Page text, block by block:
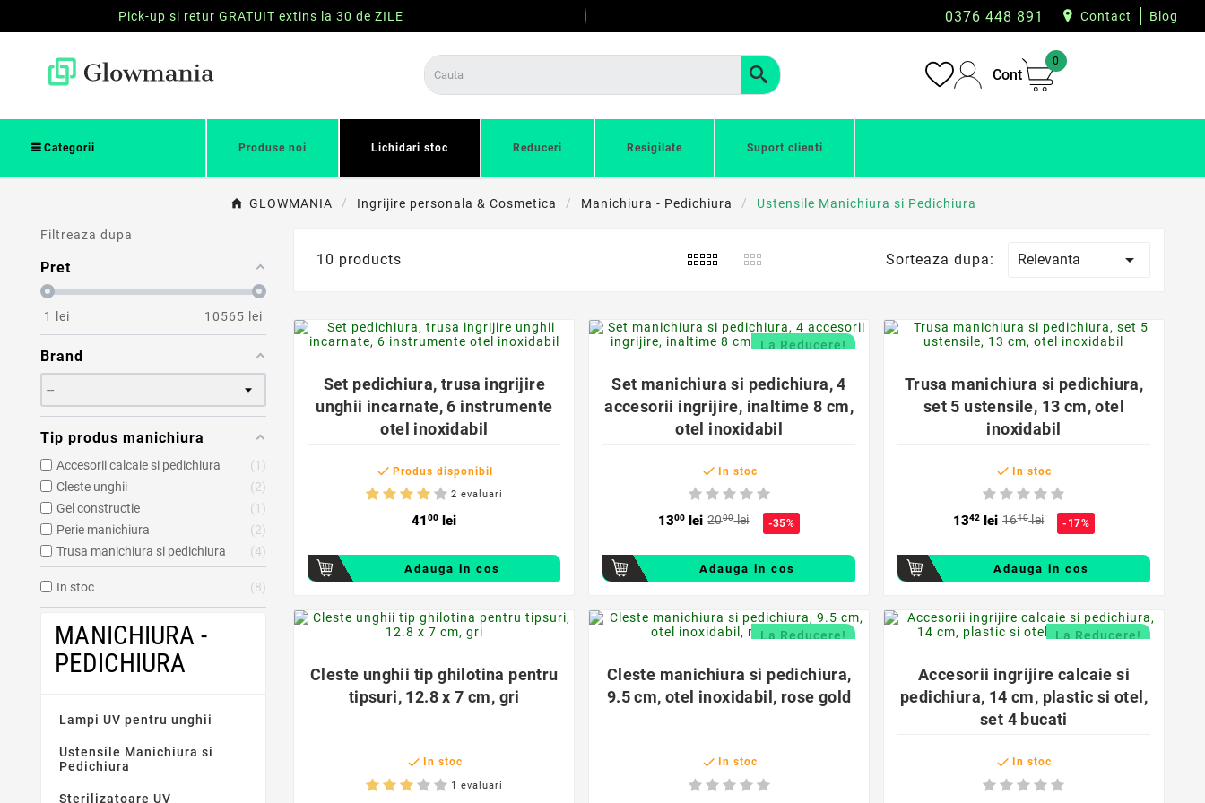
0376 448 891
Pick-up si retur GRATUIT extins la 30 de ZILE Contact Blog
Cont
0
Categorii Produse noi Lichidari stoc Reduceri Resigilate Suport clienti
GLOWMANIA Ingrijire personala & Cosmetica Manichiura - Pedichiura Ustensile Manichiura si Pedichiura
Filtreaza dupa
Pret
1 lei 10565 lei
Brand
Tip produs manichiura
Accesorii calcaie si pedichiura
1
Cleste unghii
2
Gel constructie
1
Perie manichiura
2
Trusa manichiura si pedichiura
4
In stoc 8
MANICHIURA -
PEDICHIURA
Lampi UV pentru unghii
Ustensile Manichiura si
Pedichiura
Sterilizatoare UV
10 products Sorteaza dupa: Relevanta 
Set pedichiura, trusa ingrijire
unghii incarnate, 6 instrumente
otel inoxidabil
 Produs disponibil
2 evaluari
4100 lei
Adauga in cos
La Reducere!
Set manichiura si pedichiura, 4
accesorii ingrijire, inaltime 8 cm,
otel inoxidabil
 In stoc
1300 lei 2000lei -35%
Adauga in cos
Trusa manichiura si pedichiura,
set 5 ustensile, 13 cm, otel
inoxidabil
 In stoc
1342lei 1610lei -17%
Adauga in cos
Cleste unghii tip ghilotina pentru
tipsuri, 12.8 x 7 cm, gri
 In stoc
1 evaluari
La Reducere!
Cleste manichiura si pedichiura,
9.5 cm, otel inoxidabil, rose gold
 In stoc
La Reducere!
Accesorii ingrijire calcaie si
pedichiura, 14 cm, plastic si otel,
set 4 bucati
 In stoc